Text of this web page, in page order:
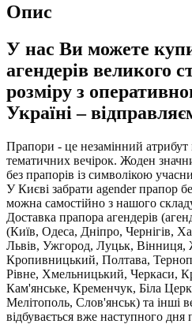
Опис
У нас Ви можете
агендерів великого
розміру з
Україні –
Прапори - це незамінний атрибут
тематичних вечірок. Жоден
без прапорів із символікою
У Києві забрати agender прапор
можна самостійно з нашого
Доставка прапора агендерів
(Київ, Одеса, Дніпро, Чернігів,
Львів, Ужгород, Луцьк, Вінниця,
Кропивницький, Полтава,
Рівне, Хмельницький, Черкаси,
Кам'янське, Кременчук, Біла
Мелітополь, Слов'янськ) та інші
відбувається вже наступного дня